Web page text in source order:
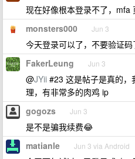
现在好像根本登录不了，mfa
monsters000 Jun 3
今天登录可以了，不要验证码
FakerLeung Jun 3
@JYii #23 这是帖子是真的
理，有非常多的肉鸡 ip
gogozs Jun 3
是不是骗我续费😂
matianle Jun 3 via Android